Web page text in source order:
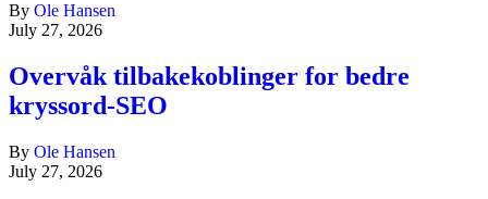
By Ole Hansen
July 27, 2026
Overvåk tilbakekoblinger for bedre
kryssord-SEO
By Ole Hansen
July 27, 2026